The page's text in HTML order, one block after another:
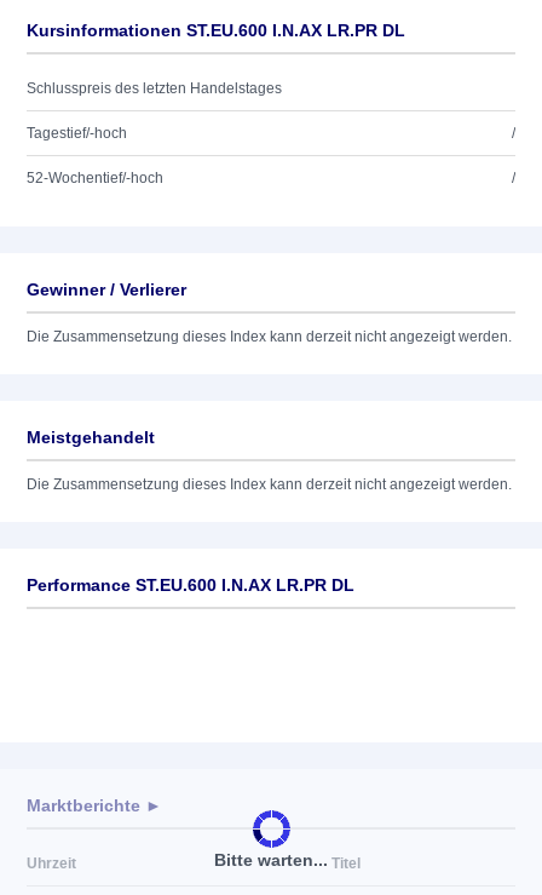
Kursinformationen ST.EU.600 I.N.AX LR.PR DL
Schlusspreis des letzten Handelstages
Tagestief/-hoch /
52-Wochentief/-hoch /
Gewinner / Verlierer
Die Zusammensetzung dieses Index kann derzeit nicht angezeigt werden.
Meistgehandelt
Die Zusammensetzung dieses Index kann derzeit nicht angezeigt werden.
Performance ST.EU.600 I.N.AX LR.PR DL
Bitte warten...
Marktberichte ►
Uhrzeit Titel